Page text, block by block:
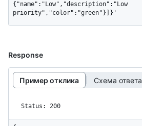
{"name":"Low","description":"Low
priority","color":"green"}]}'
Response
Пример отклика Схема ответа
Status: 200